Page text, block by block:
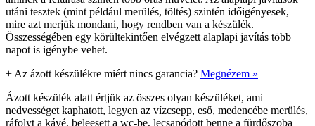
utáni tesztek (mint például merülés, töltés) szintén időigényesek,
mire azt merjük mondani, hogy rendben van a készülék.
Összességében egy körültekintően elvégzett alaplapi javítás több
napot is igénybe vehet.
+ Az ázott készülékre miért nincs garancia? Megnézem »
Ázott készülék alatt értjük az összes olyan készüléket, ami
nedvességet kaphatott, legyen az vízcsepp, eső, medencébe merülés,
ráfolyt a kávé, beleesett a wc-be, lecsapódott benne a fürdőszoba